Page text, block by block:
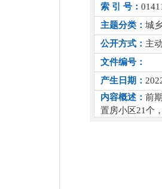
索 引 号：
主题分类： 城
公开方式： 主
文件编号：
产生日期：
内容概述： 前
置房小区21个